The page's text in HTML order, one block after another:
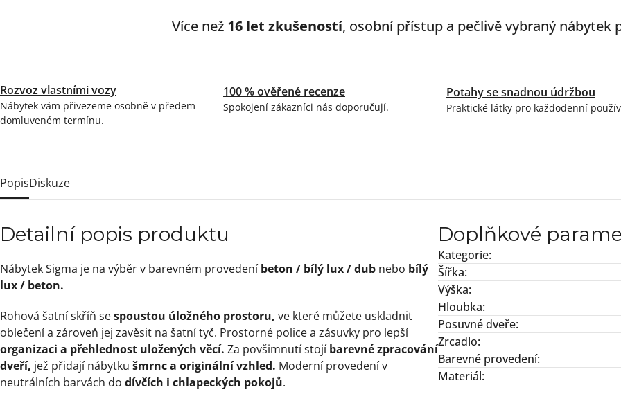
Více než 16 let zkušeností, osobní přístup a pečlivě vybraný nábytek
Rozvoz vlastními vozy
Nábytek vám přivezeme osobně v předem
domluveném termínu.
100 % ověřené recenze
Spokojení zákazníci nás doporučují.
Potahy se snadnou údržbou
Praktické látky pro každodenní
PopisDiskuze
Detailní popis produktu
Nábytek Sigma je na výběr v barevném provedeníbeton / bílý lux / dub nebo bílý
lux / beton.
Rohová šatní skříň sespoustou úložného prostoru, ve které můžete uskladnit
oblečení a zároveň jej zavěsit na šatní tyč. Prostorné police a zásuvky pro lepší
organizaci a přehlednost uložených věcí. Za povšimnutí stojíbarevné zpracování
dveří, jež přidají nábytku šmrnc a originální vzhled. Moderní provedení v
neutrálních barvách do dívčích i chlapeckých pokojů.
Doplňkové
Kategorie:
Šířka:
Výška:
Hloubka:
Posuvné dveře:
Zrcadlo:
Barevné provedení:
Materiál: